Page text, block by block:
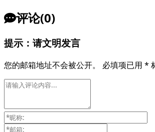
评论(0)
提示：请文明发言
您的邮箱地址不会被公开。 必填项已用 *